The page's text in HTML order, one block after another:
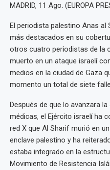
MADRID, 11 Ago. (EUROPA
El periodista palestino Anas
más destacados en su
otros cuatro periodistas de la
muerto en un ataque israelí
medios en la ciudad de Gaza
momento un total de siete
Después de que lo avanzara
médicas, el Ejército israelí ha
red X que Al Sharif murió en
enclave palestino y ha
estaba integrado en la
Movimiento de Resistencia